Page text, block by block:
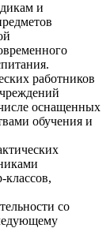
и
работников
оснащенных
обучения и
классов,
со